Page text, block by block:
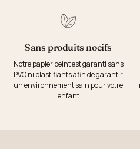
Sans produits nocifs
Notre papier peint est garanti sans
PVC ni plastifiants afin de garantir
un environnement sain pour votre
enfant